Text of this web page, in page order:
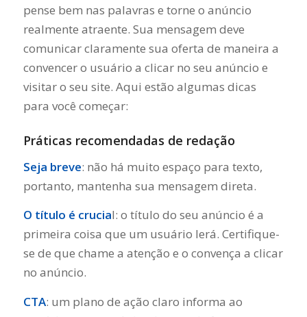
pense bem nas palavras e torne o anúncio
realmente atraente. Sua mensagem deve
comunicar claramente sua oferta de maneira a
convencer o usuário a clicar no seu anúncio e
visitar o seu site. Aqui estão algumas dicas
para você começar:
Práticas recomendadas de redação
Seja breve: não há muito espaço para texto,
portanto, mantenha sua mensagem direta.
O título é crucial: o título do seu anúncio é a
primeira coisa que um usuário lerá. Certifique-
se de que chame a atenção e o convença a clicar
no anúncio.
CTA: um plano de ação claro informa ao